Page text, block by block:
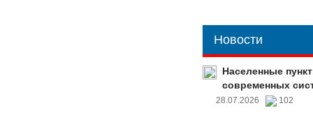
Новости
Населенные
современных
28.07.2026 102